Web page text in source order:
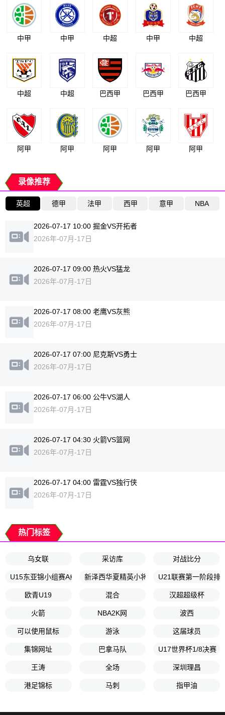
中甲 中甲 中超 中甲 中超
中超 中超 巴西甲 巴西甲 巴西甲
阿甲 阿甲 阿甲 阿甲 阿甲
录像推荐
英超 德甲 法甲 西甲 意甲 NBA
2026-07-17 10:00 掘金VS开拓者
2026年-07月-17日
2026-07-17 09:00 热火VS猛龙
2026年-07月-17日
2026-07-17 08:00 老鹰VS灰熊
2026年-07月-17日
2026-07-17 07:00 尼克斯VS勇士
2026年-07月-17日
2026-07-17 06:00 公牛VS湖人
2026年-07月-17日
2026-07-17 04:30 火箭VS篮网
2026年-07月-17日
2026-07-17 04:00 雷霆VS独行侠
2026年-07月-17日
热门标签
乌女联 采访库 对战比分
U15东亚锦小组赛A组第2轮新泽西华夏精英小将 U21联赛第一阶段排
欧青U19 混合 汉超超级杯
火箭 NBA2K网 波西
可以使用鼠标 游泳 这届球员
集锦网址 巴拿马队 U17世界杯1/8决赛
王涛 全场 深圳理昌
港足锦标 马刺 指甲油